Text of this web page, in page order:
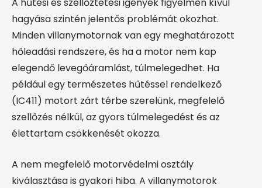
hagyása szintén jelentős problémát okozhat.
Minden villanymotornak van egy meghatározott
hőleadási rendszere, és ha a motor nem kap
elegendő levegőáramlást, túlmelegedhet. Ha
például egy természetes hűtéssel rendelkező
(IC411) motort zárt térbe szerelünk, megfelelő
szellőzés nélkül, az gyors túlmelegedést és az
élettartam csökkenését okozza.
A nem megfelelő motorvédelmi osztály
kiválasztása is gyakori hiba. A villanymotorok